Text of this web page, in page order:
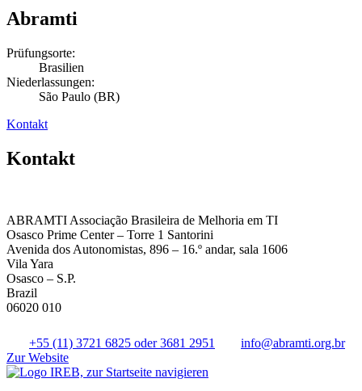
Abramti
Prüfungsorte:
Brasilien
Niederlassungen:
São Paulo (BR)
Kontakt
Kontakt
ABRAMTI Associação Brasileira de Melhoria em TI
Osasco Prime Center – Torre 1 Santorini
Avenida dos Autonomistas, 896 – 16.º andar, sala 1606
Vila Yara
Osasco – S.P.
Brazil
06020 010
+55 (11) 3721 6825 oder 3681 2951
info@abramti.org.br
Zur Website